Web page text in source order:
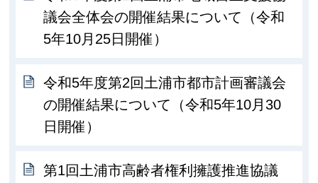
議会全体会の開催結果について（令和
5年10月25日開催）
令和5年度第2回土浦市都市計画審議会
の開催結果について（令和5年10月30
日開催）
第1回土浦市高齢者権利擁護推進協議